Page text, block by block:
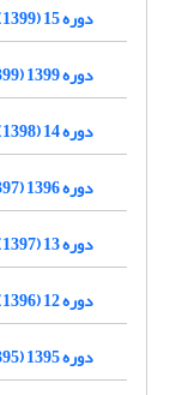
دوره 15 (1399)
دوره 1399 (1399)
دوره 14 (1398)
دوره 1396 (1397)
دوره 13 (1397)
دوره 12 (1396)
دوره 1395 (1395)